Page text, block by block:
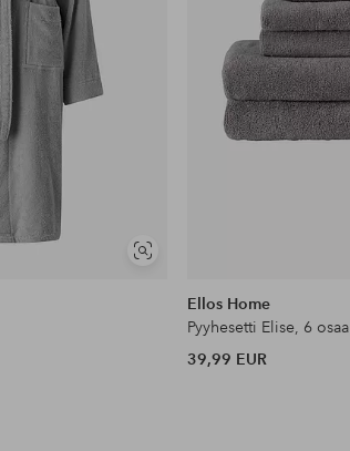
Näytä
Ellos Home
Pyyhesetti Elise, 6 osaa
39,99 EUR